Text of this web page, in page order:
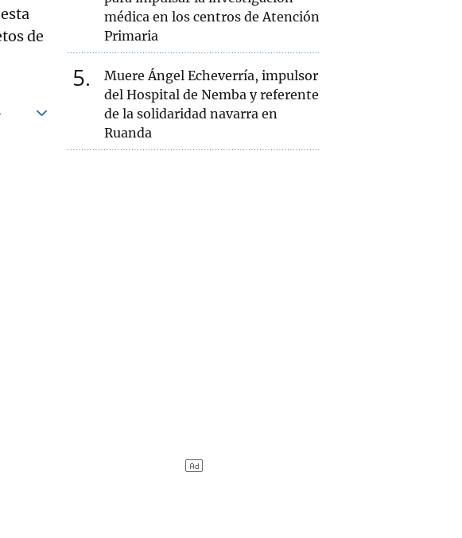
de
médica en los centros de Atención
Primaria
5
Muere Ángel Echeverría, impulsor
del Hospital de Nemba y referente
de la solidaridad navarra en
Ruanda